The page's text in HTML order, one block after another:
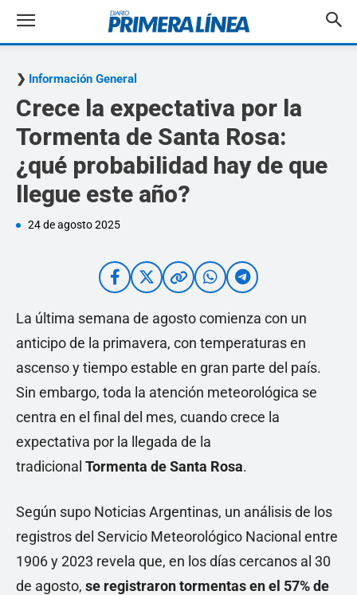
Información General
Crece la expectativa por la
Tormenta de Santa Rosa:
¿qué probabilidad hay de que
llegue este año?
24 de agosto 2025
La última semana de agosto comienza con un
anticipo de la primavera, con temperaturas en
ascenso y tiempo estable en gran parte del país.
Sin embargo, toda la atención meteorológica se
centra en el final del mes, cuando crece la
expectativa por la llegada de la
tradicional Tormenta de Santa Rosa.
Según supo Noticias Argentinas, un análisis de los
registros del Servicio Meteorológico Nacional entre
1906 y 2023 revela que, en los días cercanos al 30
de agosto, se registraron tormentas en el 57% de